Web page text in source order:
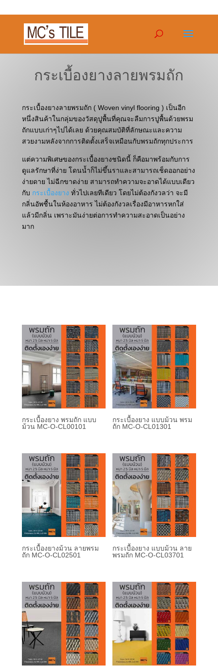
กระเบื้องยางลายพรมถัก
กระเบื้องยางลายพรมถัก ( Woven vinyl flooring ) เป็นอีก
หนึ่งสินค้าในกลุ่มของวัสดุปูพื้นที่คุณจะลืมการปูพื้นด้วยพรม
ถักแบบเก่าๆไปได้เลย ด้วยคุณสมบัติที่ลักษณะและความ
สวยงามหลังจากการติดตั้งเสร็จเหมือนกับพรมถักทุกประการ
แต่ความพิเศษของกระเบื้องยางชนิดนี้ ก็คือมาพร้อมกับการ
ดูแลรักษาที่ง่าย โดนน้ำก็ไม่ขึ้นราและสามารถเช็ดออกอย่าง
ง่ายดาย ไม่ฉีกขาดง่าย สามารถทำความจะอาดได้แบบเดียว
กับ กระเบื้องยาง ทั่วไปเลยทีเดียว โดยไม่ต้องกังวลว่า จะมี
กลิ่นอัพชื้นในห้องอาหาร ไม่ต้องกังวลเรื่องมีอาหารหกใส่
แล้วมีกลิ่น เพราะมันง่ายต่อการทำความสะอาดเป็นอย่าง
มาก
กระเบื้องยาง พรมถัก แบบ
ม้วน MC-O-CL00101
กระเบื้องยาง แบบม้วน พรม
ถัก MC-O-CL01301
กระเบื้องยางม้วน ลายพรม
ถัก MC-O-CL02501
กระเบื้องยาง แบบม้วน ลาย
พรมถัก MC-O-CL03701